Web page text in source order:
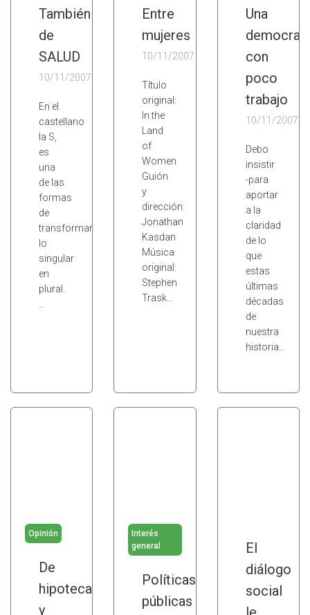
También
de
SALUD
10/11/2007
En el
castellano
la S,
es
una
de las
formas
de
transformar
lo
singular
en
plural.
Entre
mujeres
10/11/2007
Título
original:
In the
Land
of
Women
Guión
y
dirección:
Jonathan
Kasdan
Música
original:
Stephen
Trask…
Una
con
poco
trabajo
10/11/2007
Debo
insistir
-para
aportar
a la
claridad
de lo
que
estas
últimas
décadas
de
nuestra
historia…
Opinión
De
hipotecas
y
Interés
general
Políticas
públicas
El
diálogo
social